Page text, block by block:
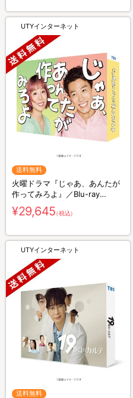
UTYインターネット
送料無料
火曜ドラマ『じゃあ、あんたが
作ってみろよ』／Blu-ray
BOX（送料無料・3枚組）
¥29,645（税込）
UTYインターネット
送料無料